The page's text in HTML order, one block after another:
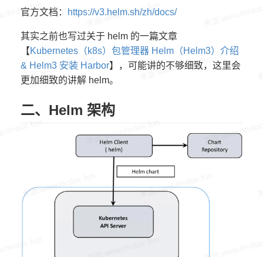
官方文档： https://v3.helm.sh/zh/docs/
其实之前也写过关于 helm 的一篇文章
【Kubernetes（k8s）包管理器 Helm（Helm3）介绍
& Helm3 安装 Harbor】，可能讲的不够细致，这里会
更加细致的讲解 helm。
二、Helm 架构